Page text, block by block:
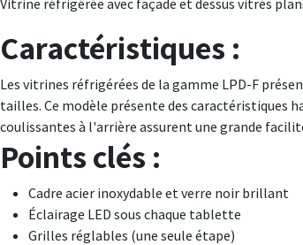
Caractéristiques :
Les vitrines réfrigérées de la gamme LPD-F
tailles. Ce modèle présente des caractéristiques
coulissantes à l'arrière assurent une grande
Points clés :
Cadre acier inoxydable et verre noir brillant
Éclairage LED sous chaque tablette
Grilles réglables (une seule étape)